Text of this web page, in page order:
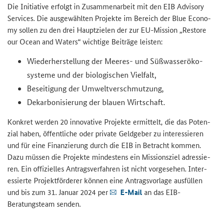
Die In­itia­ti­ve er­folgt in Zu­sam­men­ar­beit mit den EIB Advisory
Services. Die aus­ge­wähl­ten Pro­jek­te im Be­reich der Blue Eco­no­
my sol­len zu den drei Haupt­zie­len der zur EU-​Mission „Restore
our Ocean and Waters“ wich­ti­ge Bei­trä­ge leis­ten:
Wie­der­her­stel­lung der Meeres-​ und Süß­was­ser­öko­
sys­te­me und der bio­lo­gi­schen Viel­falt,
Be­sei­ti­gung der Um­welt­ver­schmut­zung,
De­kar­bo­ni­sie­rung der blau­en Wirt­schaft.
Kon­kret wer­den 20 in­no­va­ti­ve Pro­jek­te er­mit­telt, die das Po­ten­
zi­al haben, öf­fent­li­che oder pri­va­te Geld­ge­ber zu in­ter­es­sie­ren
und für eine Fi­nan­zie­rung durch die EIB in Be­tracht kom­men.
Dazu müs­sen die Pro­jek­te min­des­tens ein Mis­si­ons­ziel adres­sie­
ren. Ein of­fi­zi­el­les An­trags­ver­fah­ren ist nicht vor­ge­se­hen. In­ter­
es­sier­te Pro­jekt­för­de­rer kön­nen eine An­trags­vor­la­ge aus­fül­len
und bis zum 31. Ja­nu­ar 2024 per
E-​Mailan das EIB-​
Beratungsteam sen­den.